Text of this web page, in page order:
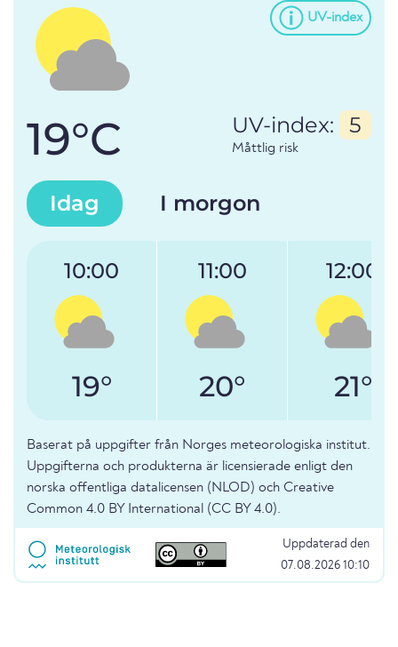
UV-index
19°C UV-index: 5
Måttlig risk
Idag I morgon
10:00
19°
11:00
20°
12:00
21°
Baserat på uppgifter från Norges meteorologiska institut.
Uppgifterna och produkterna är licensierade enligt den
norska offentliga datalicensen (NLOD) och Creative
Common 4.0 BY International (CC BY 4.0).
Uppdaterad den
07.08.2026 10:10